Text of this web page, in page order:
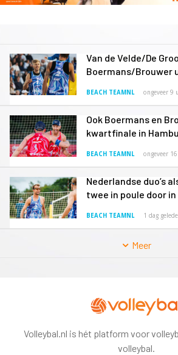
Van de Velde/De
Boermans/Brouwer
BEACH TEAMNL ongeveer 9
Ook Boermans en
kwartfinale in
BEACH TEAMNL ongeveer
Nederlandse duo’s
twee in poule door
BEACH TEAMNL 1 dag
Meer
Volleybal.nl is hét platform voor
volleybal.